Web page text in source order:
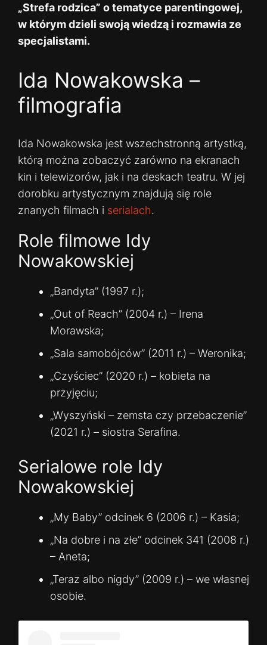
„Strefa rodzica” o tematyce parentingowej,
w którym dzieli swoją wiedzą i rozmawia ze
specjalistami.
Ida Nowakowska –
filmografia
Ida Nowakowska jest wszechstronną artystką,
którą można zobaczyć zarówno na ekranach
kin i telewizorów, jak i na deskach teatru. W jej
dorobku artystycznym znajdują się role
znanych filmach i serialach.
Role filmowe Idy
Nowakowskiej
„Bandyta” (1997 r.);
„Out of Reach” (2004 r.) – Irena
Morawska;
„Sala samobójców” (2011 r.) – Weronika;
„Czyściec” (2020 r.) – kobieta na
przyjęciu;
„Wyszyński – zemsta czy przebaczenie”
(2021 r.) – siostra Serafina.
Serialowe role Idy
Nowakowskiej
„My Baby” odcinek 6 (2006 r.) – Kasia;
„Na dobre i na złe” odcinek 341 (2008 r.)
– Aneta;
„Teraz albo nigdy” (2009 r.) – we własnej
osobie.